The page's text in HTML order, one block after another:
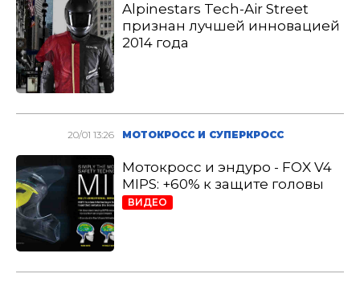
Alpinestars Tech-Air Street
признан лучшей инновацией
2014 года
20/01 13:26 МОТОКРОСС И СУПЕРКРОСС
Мотокросс и эндуро - FOX V4
MIPS: +60% к защите головы
ВИДЕО